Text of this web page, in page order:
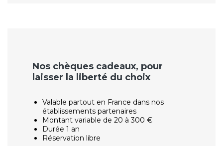
Nos chèques cadeaux, pour
laisser la liberté du choix
Valable partout en France dans nos
établissements partenaires
Montant variable de 20 à 300 €
Durée 1 an
Réservation libre